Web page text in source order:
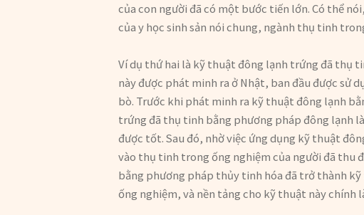
của con người đã có một bước tiến lớn. Có thể
của y học sinh sản nói chung, ngành thụ tinh
Ví dụ thứ hai là kỹ thuật đông lạnh trứng đã thụ
này được phát minh ra ở Nhật, ban đầu được sử
bò. Trước khi phát minh ra kỹ thuật đông lạnh
trứng đã thụ tinh bằng phương pháp đông lạnh
được tốt. Sau đó, nhờ việc ứng dụng kỹ thuật
vào thụ tinh trong ống nghiệm của người đã thu
bằng phương pháp thủy tinh hóa đã trở thành
ống nghiệm, và nền tảng cho kỹ thuật này chính